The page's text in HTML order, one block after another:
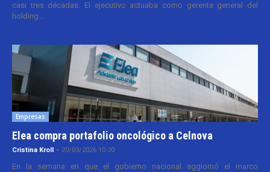
casi tres décadas. El ejecutivo actuaba como gerente general del
holding...
Empresas
Elea compra portafolio oncológico a Celnova
Cristina Kroll - 20/03/2026 10:30
En la semana en que el gobierno nacional aggiornó el marco